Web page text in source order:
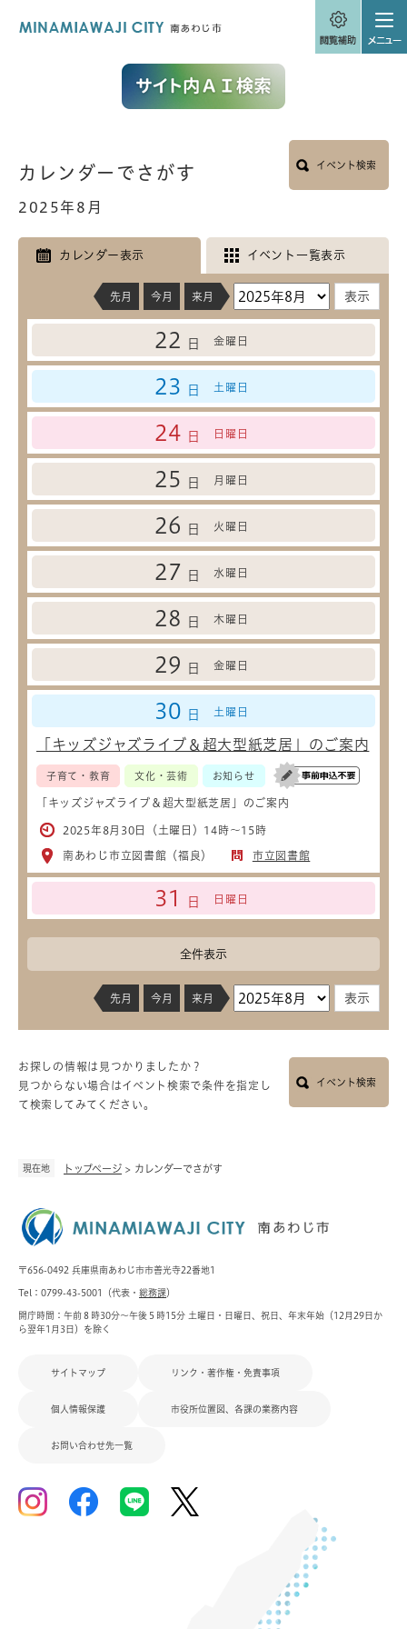
現在地 トップページ > カレンダーでさがす
文
カレンダーでさがす イベント検索
2025年8月
カレンダー表示 イベント一覧表示
先月 今月 来月
22 日 金曜日
23 日 土曜日
24 日 日曜日
25 日 月曜日
26 日 火曜日
27 日 水曜日
28 日 木曜日
29 日 金曜日
30 日 土曜日
「キッズジャズライブ＆超大型紙芝居」のご案内
子育て・教育 文化・芸術 お知らせ
「キッズジャズライブ＆超大型紙芝居」のご案内
2025年8月30日（土曜日）14時～15時
南あわじ市立図書館（福良） 市立図書館
31 日 日曜日
全件表示
先月 今月 来月
お探しの情報は見つかりましたか？
見つからない場合はイベント検索で条件を指定し
て検索してみてください。
イベント検索
〒656-0492 兵庫県南あわじ市市善光寺22番地1
Tel：0799-43-5001（代表・ 総務課）
開庁時間：午前８時30分～午後５時15分 土曜日・日曜日、祝日、年末年始（12月29日か
ら翌年1月3日）を除く
サイトマップ リンク・著作権・免責事項
個人情報保護 市役所位置図、各課の業務内容
お問い合わせ先一覧